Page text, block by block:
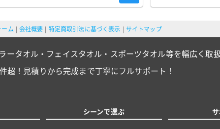
ム 会社概要 特定商取引法に基づく表示 サイトマップ
ータオル・フェイスタオル・スポーツタオル等を幅広く取扱
超！見積りから完成まで丁寧にフルサポート！
シーンで選ぶ